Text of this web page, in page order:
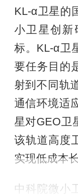
KL-α卫星的
小卫星创新
标。KL-α卫
要任务目的
射到不同轨
通信环境适
星对GEO卫
该轨道高度
实现低成本
中科院微小